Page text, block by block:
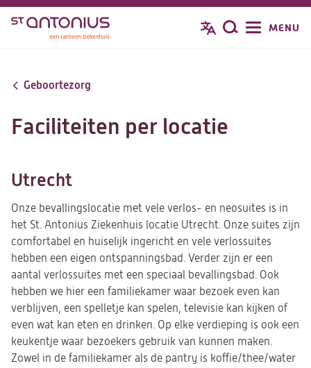
Overslaan
inhoud
Zoeken
MENU
Geboortezorg
Faciliteiten per locatie
Utrecht
Onze bevallingslocatie met vele verlos- en neosuites is in
het St. Antonius Ziekenhuis locatie Utrecht. Onze suites zijn
comfortabel en huiselijk ingericht en vele verlossuites
hebben een eigen ontspanningsbad. Verder zijn er een
aantal verlossuites met een speciaal bevallingsbad. Ook
hebben we hier een familiekamer waar bezoek even kan
verblijven, een spelletje kan spelen, televisie kan kijken of
even wat kan eten en drinken. Op elke verdieping is ook een
keukentje waar bezoekers gebruik van kunnen maken.
Zowel in de familiekamer als de pantry is koffie/thee/water